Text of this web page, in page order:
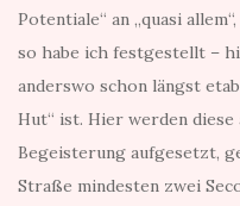
Potentiale“ an „quasi
so habe ich festgestellt –
anderswo schon längst
Hut“ ist. Hier werden
Begeisterung aufgesetzt,
Straße mindesten zwei